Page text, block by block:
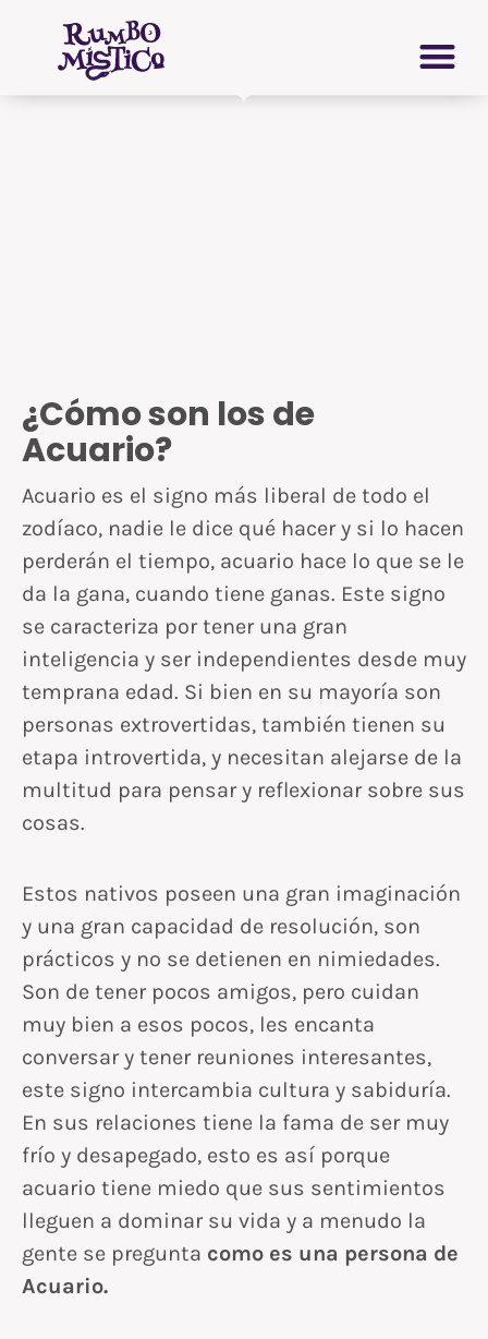
contenido
¿Cómo son los de
Acuario?
Acuario es el signo más liberal de todo el
zodíaco, nadie le dice qué hacer y si lo hacen
perderán el tiempo, acuario hace lo que se le
da la gana, cuando tiene ganas. Este signo
se caracteriza por tener una gran
inteligencia y ser independientes desde muy
temprana edad. Si bien en su mayoría son
personas extrovertidas, también tienen su
etapa introvertida, y necesitan alejarse de la
multitud para pensar y reflexionar sobre sus
cosas.
Estos nativos poseen una gran imaginación
y una gran capacidad de resolución, son
prácticos y no se detienen en nimiedades.
Son de tener pocos amigos, pero cuidan
muy bien a esos pocos, les encanta
conversar y tener reuniones interesantes,
este signo intercambia cultura y sabiduría.
En sus relaciones tiene la fama de ser muy
frío y desapegado, esto es así porque
acuario tiene miedo que sus sentimientos
lleguen a dominar su vida y a menudo la
gente se pregunta como es una persona de
Acuario.